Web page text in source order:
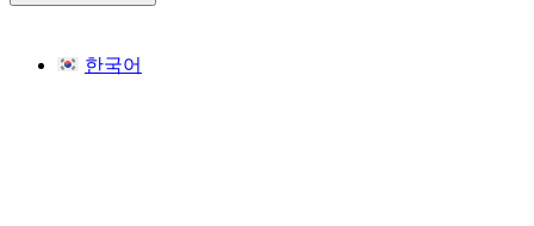
한국어